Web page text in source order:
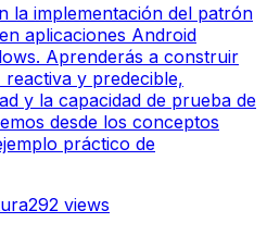
la implementación del patrón
aplicaciones Android
Aprenderás a construir
y predecible,
y la capacidad de prueba de
desde los conceptos
práctico de
292 views